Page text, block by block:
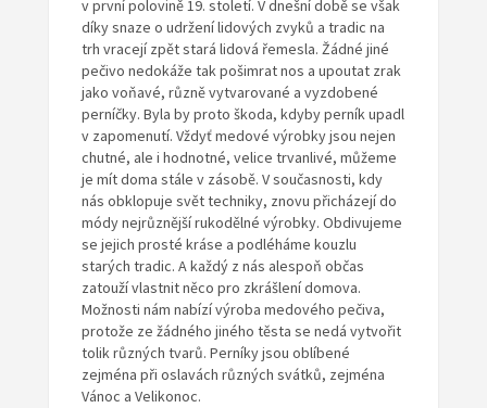
v první polovině 19. století. V dnešní době se však
díky snaze o udržení lidových zvyků a tradic na
trh vracejí zpět stará lidová řemesla. Žádné jiné
pečivo nedokáže tak pošimrat nos a upoutat zrak
jako voňavé, různě vytvarované a vyzdobené
perníčky. Byla by proto škoda, kdyby perník upadl
v zapomenutí. Vždyť medové výrobky jsou nejen
chutné, ale i hodnotné, velice trvanlivé, můžeme
je mít doma stále v zásobě. V současnosti, kdy
nás obklopuje svět techniky, znovu přicházejí do
módy nejrůznější rukodělné výrobky. Obdivujeme
se jejich prosté kráse a podléháme kouzlu
starých tradic. A každý z nás alespoň občas
zatouží vlastnit něco pro zkrášlení domova.
Možnosti nám nabízí výroba medového pečiva,
protože ze žádného jiného těsta se nedá vytvořit
tolik různých tvarů. Perníky jsou oblíbené
zejména při oslavách různých svátků, zejména
Vánoc a Velikonoc.